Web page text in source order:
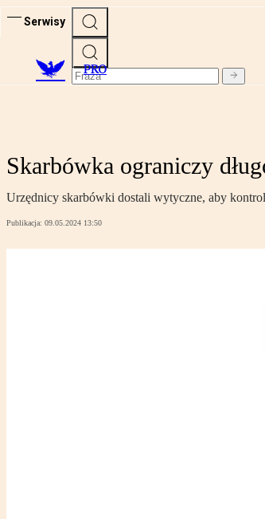
Serwisy
PRO
Skarbówka ograniczy
Urzędnicy skarbówki dostali wytyczne, aby
Publikacja: 09.05.2024 13:50